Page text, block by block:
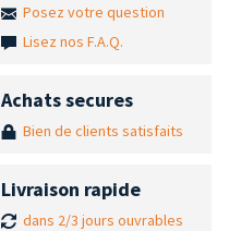
Posez votre question
Lisez nos F.A.Q.
Achats secures
Bien de clients satisfaits
Livraison rapide
dans 2/3 jours ouvrables